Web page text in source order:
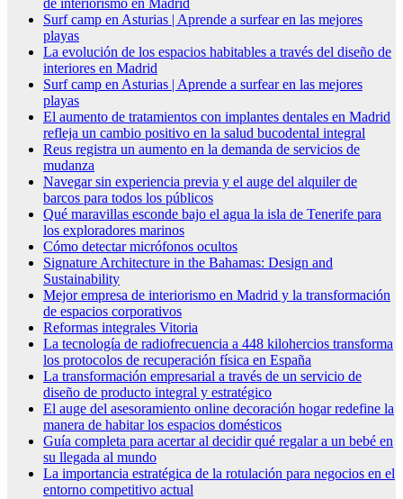
de interiorismo en Madrid
Surf camp en Asturias | Aprende a surfear en las mejores
playas
La evolución de los espacios habitables a través del diseño de
interiores en Madrid
Surf camp en Asturias | Aprende a surfear en las mejores
playas
El aumento de tratamientos con implantes dentales en Madrid
refleja un cambio positivo en la salud bucodental integral
Reus registra un aumento en la demanda de servicios de
mudanza
Navegar sin experiencia previa y el auge del alquiler de
barcos para todos los públicos
Qué maravillas esconde bajo el agua la isla de Tenerife para
los exploradores marinos
Cómo detectar micrófonos ocultos
Signature Architecture in the Bahamas: Design and
Sustainability
Mejor empresa de interiorismo en Madrid y la transformación
de espacios corporativos
Reformas integrales Vitoria
La tecnología de radiofrecuencia a 448 kilohercios transforma
los protocolos de recuperación física en España
La transformación empresarial a través de un servicio de
diseño de producto integral y estratégico
El auge del asesoramiento online decoración hogar redefine la
manera de habitar los espacios domésticos
Guía completa para acertar al decidir qué regalar a un bebé en
su llegada al mundo
La importancia estratégica de la rotulación para negocios en el
entorno competitivo actual